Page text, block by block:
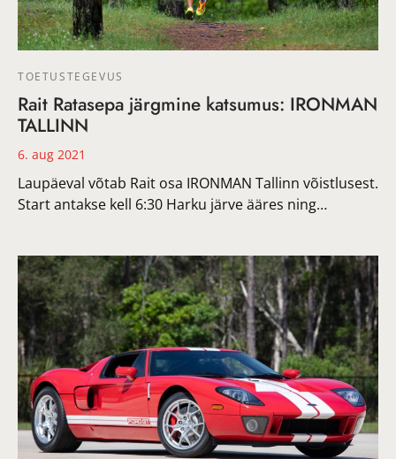
TOETUSTEGEVUS
Rait Ratasepa järgmine katsumus: IRONMAN
TALLINN
6. aug 2021
Laupäeval võtab Rait osa IRONMAN Tallinn võistlusest.
Start antakse kell 6:30 Harku järve ääres ning…